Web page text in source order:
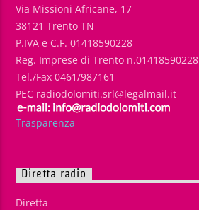
Via Missioni Africane, 17
38121 Trento TN
P.IVA e C.F. 01418590228
Reg. Imprese di Trento n.01418590228
Tel./Fax 0461/987161
PEC radiodolomiti.srl@legalmail.it
Trasparenza
Diretta radio
Diretta